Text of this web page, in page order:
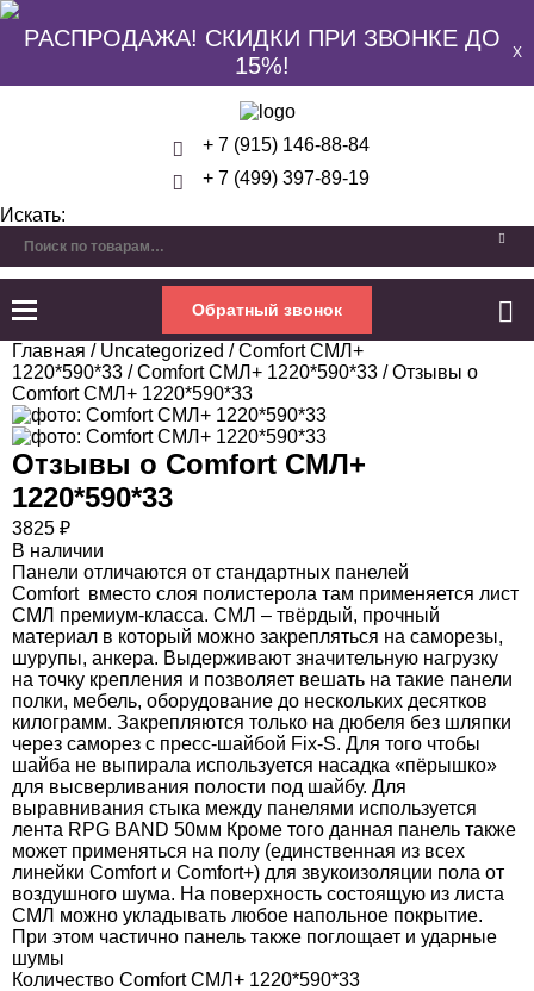
РАСПРОДАЖА! СКИДКИ ПРИ ЗВОНКЕ ДО
15%!
X
+ 7 (915) 146-88-84
+ 7 (499) 397-89-19
Искать:
Обратный звонок
Главная / Uncategorized /Comfort СМЛ+
1220*590*33 /Comfort СМЛ+ 1220*590*33 / Отзывы о
Comfort СМЛ+ 1220*590*33
Отзывы о Comfort СМЛ+
1220*590*33
3825 ₽
В наличии
Панели отличаются от стандартных панелей
Comfort вместо слоя полистерола там применяется лист
СМЛ премиум-класса. СМЛ – твёрдый, прочный
материал в который можно закрепляться на саморезы,
шурупы, анкера. Выдерживают значительную нагрузку
на точку крепления и позволяет вешать на такие панели
полки, мебель, оборудование до нескольких десятков
килограмм. Закрепляются только на дюбеля без шляпки
через саморез с пресс-шайбой Fix-S. Для того чтобы
шайба не выпирала используется насадка «пёрышко»
для высверливания полости под шайбу. Для
выравнивания стыка между панелями используется
лента RPG BAND 50мм Кроме того данная панель также
может применяться на полу (единственная из всех
линейки Comfort и Comfort+) для звукоизоляции пола от
воздушного шума. На поверхность состоящую из листа
СМЛ можно укладывать любое напольное покрытие.
При этом частично панель также поглощает и ударные
шумы
Количество Comfort СМЛ+ 1220*590*33